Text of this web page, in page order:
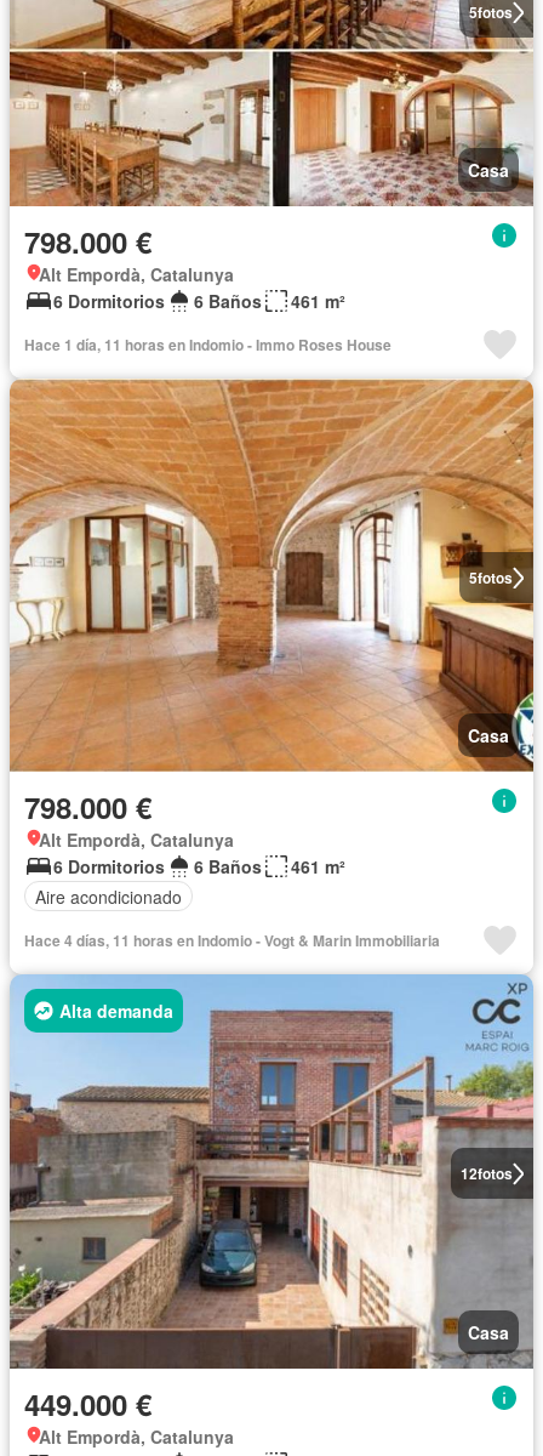
5fotos
Casa
798.000 €
Alt Empordà, Catalunya
6 Dormitorios
6 Baños 461 m²
Hace 1 día, 11 horas en Indomio - Immo Roses House
5fotos
Casa
798.000 €
Alt Empordà, Catalunya
6 Dormitorios
6 Baños
461 m²
Aire acondicionado
Hace 4 días, 11 horas en Indomio - Vogt & Marin Immobiliaria
12fotos
Alta demanda
Casa
449.000 €
Alt Empordà, Catalunya